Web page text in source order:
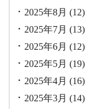
2025年8月 (12)
2025年7月 (13)
2025年6月 (12)
2025年5月 (19)
2025年4月 (16)
2025年3月 (14)